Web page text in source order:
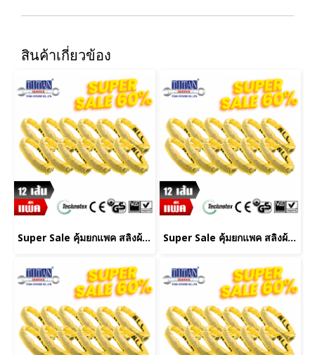
สินค้าเกี่ยวข้อง
Super Sale คุ้มยกแพค สลิงผ้าใบ 12 เส้น ชนิดกลม น้ำหนักยก 3 ตัน ยาว 4 เมตร Super Sale คุ้มยกแพค สลิงผ้าใบ 12 เส้น ชนิดกลม น้ำหนักยก 3 ตัน ยาว 2 เมตร